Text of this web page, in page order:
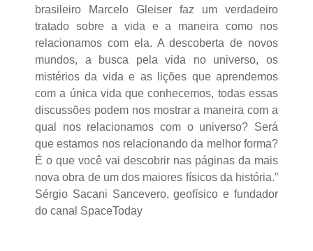
brasileiro Marcelo Gleiser faz um verdadeiro
tratado sobre a vida e a maneira como nos
relacionamos com ela. A descoberta de novos
mundos, a busca pela vida no universo, os
mistérios da vida e as lições que aprendemos
com a única vida que conhecemos, todas essas
discussões podem nos mostrar a maneira com a
qual nos relacionamos com o universo? Será
que estamos nos relacionando da melhor forma?
É o que você vai descobrir nas páginas da mais
nova obra de um dos maiores físicos da história.”
Sérgio Sacani Sancevero, geofísico e fundador
do canal SpaceToday